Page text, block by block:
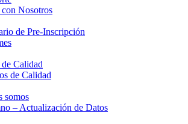
con Nosotros
de Pre-Inscripción
Calidad
de Calidad
somos
– Actualización de Datos